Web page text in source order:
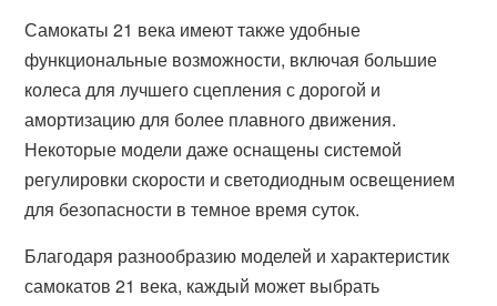
Самокаты 21 века имеют также удобные
функциональные возможности, включая большие
колеса для лучшего сцепления с дорогой и
амортизацию для более плавного движения.
Некоторые модели даже оснащены системой
регулировки скорости и светодиодным освещением
для безопасности в темное время суток.
Благодаря разнообразию моделей и характеристик
самокатов 21 века, каждый может выбрать